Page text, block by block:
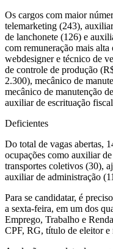
Os cargos com maior
telemarketing (243),
de lanchonete (126) e
com remuneração mais
webdesigner e técnico de
de controle de produção
2.300), mecânico de
mecânico de manutenção
auxiliar de escrituação
Deficientes
Do total de vagas abertas,
ocupações como auxiliar
transportes coletivos (30),
auxiliar de administração
Para se candidatar, é
a sexta-feira, em um dos
Emprego, Trabalho e
CPF, RG, título de eleitor e